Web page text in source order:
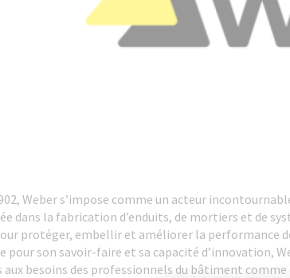
Weber s’impose comme un acteur
dans la fabrication d’enduits, de mortiers et de
protéger, embellir et améliorer la performance
pour son savoir-faire et sa capacité d’innovation,
aux besoins des professionnels du bâtiment